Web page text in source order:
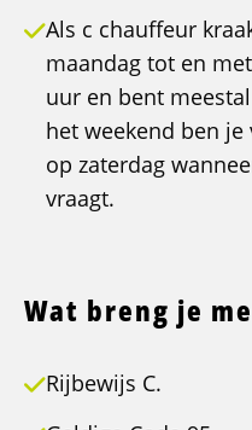
Als c chauffeur
maandag tot en
uur en bent
het weekend ben
op zaterdag
vraagt.
Wat breng je
Rijbewijs C.